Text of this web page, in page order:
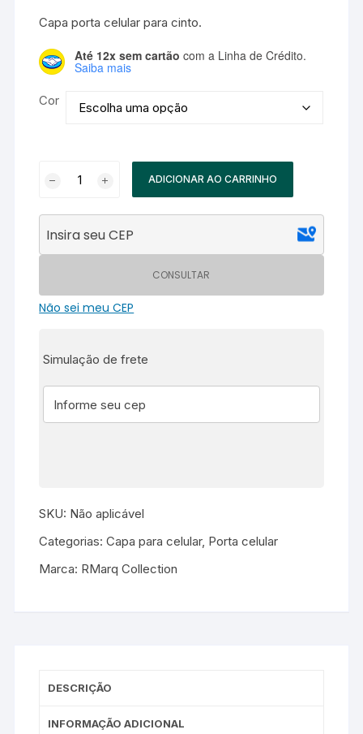
Capa porta celular para cinto.
Até 12x sem cartão com a Linha de Crédito.
Saiba mais
Cor
Para
quantidade
ADICIONAR AO CARRINHO
CONSULTAR
Não sei meu CEP
Simulação de frete
SKU: Não aplicável
Categorias:Capa para celular, Porta celular
Marca: RMarq Collection
DESCRIÇÃO
INFORMAÇÃO ADICIONAL